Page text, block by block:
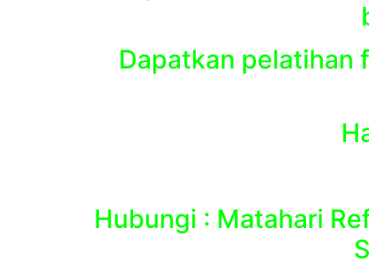
Dapatkan pelatihan
Hubungi : Matahari